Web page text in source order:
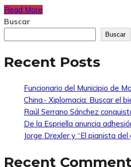
Read More
Buscar
Buscar
Recent Posts
Funcionario del Municipio de
China.- Xiplomacia: Buscar el
Raúl Serrano Sánchez
De la Espriella anuncia
Jorge Drexler y “El pianista
Recent